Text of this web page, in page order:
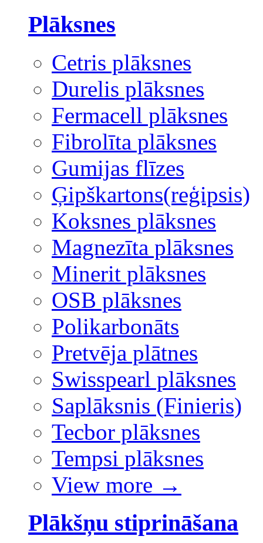
Plāksnes
Cetris plāksnes
Durelis plāksnes
Fermacell plāksnes
Fibrolīta plāksnes
Gumijas flīzes
Ģipškartons(reģipsis)
Koksnes plāksnes
Magnezīta plāksnes
Minerit plāksnes
OSB plāksnes
Polikarbonāts
Pretvēja plātnes
Swisspearl plāksnes
Saplāksnis (Finieris)
Tecbor plāksnes
Tempsi plāksnes
View more →
Plākšņu stiprināšana